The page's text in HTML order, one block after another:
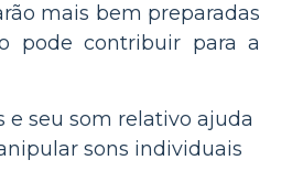
mais bem preparadas
pode contribuir para a
e seu som relativo ajuda
sons individuais